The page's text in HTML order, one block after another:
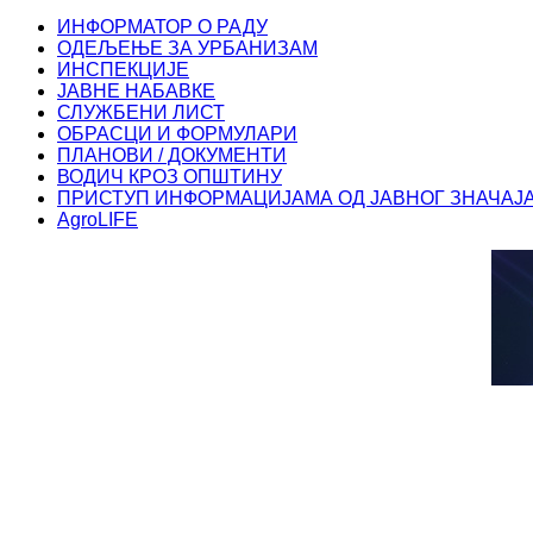
ИНФОРМАТОР О РАДУ
ОДЕЉЕЊЕ ЗА УРБАНИЗАМ
ИНСПЕКЦИЈЕ
ЈАВНЕ НАБАВКЕ
СЛУЖБЕНИ ЛИСТ
ОБРАСЦИ И ФОРМУЛАРИ
ПЛАНОВИ / ДОКУМЕНТИ
ВОДИЧ КРОЗ ОПШТИНУ
ПРИСТУП ИНФОРМАЦИЈАМА ОД ЈАВНОГ
AgroLIFE